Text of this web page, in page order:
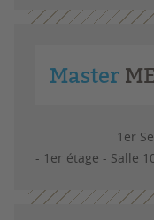
Master
1er
- 1er étage - Salle